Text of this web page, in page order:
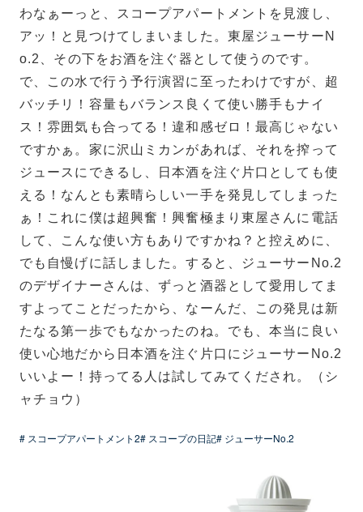
わなぁーっと、スコープアパートメントを見渡し、
アッ！と見つけてしまいました。東屋ジューサーN
o.2、その下をお酒を注ぐ器として使うのです。
で、この水で行う予行演習に至ったわけですが、超
バッチリ！容量もバランス良くて使い勝手もナイ
ス！雰囲気も合ってる！違和感ゼロ！最高じゃない
ですかぁ。家に沢山ミカンがあれば、それを搾って
ジュースにできるし、日本酒を注ぐ片口としても使
える！なんとも素晴らしい一手を発見してしまった
ぁ！これに僕は超興奮！興奮極まり東屋さんに電話
して、こんな使い方もありですかね？と控えめに、
でも自慢げに話しました。すると、ジューサーNo.2
のデザイナーさんは、ずっと酒器として愛用してま
すよってことだったから、なーんだ、この発見は新
たなる第一歩でもなかったのね。でも、本当に良い
使い心地だから日本酒を注ぐ片口にジューサーNo.2
いいよー！持ってる人は試してみてくだされ。（シ
ャチョウ）
# スコープアパートメント2# スコープの日記# ジューサーNo.2